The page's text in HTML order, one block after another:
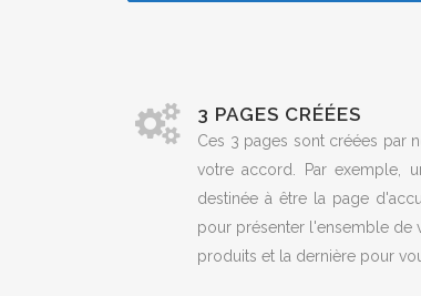
3 PAGES CRÉÉES
Ces 3 pages sont créées par
votre accord. Par exemple,
destinée à être la page
pour présenter l'ensemble de
produits et la dernière pour